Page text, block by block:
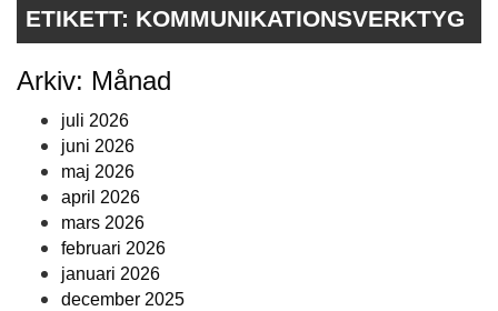
ETIKETT: KOMMUNIKATIONSVERKTYG
Arkiv: Månad
juli 2026
juni 2026
maj 2026
april 2026
mars 2026
februari 2026
januari 2026
december 2025